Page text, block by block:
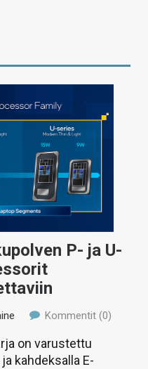
P- ja U-
Kommentit (0)
on varustettu
kahdeksalla E-